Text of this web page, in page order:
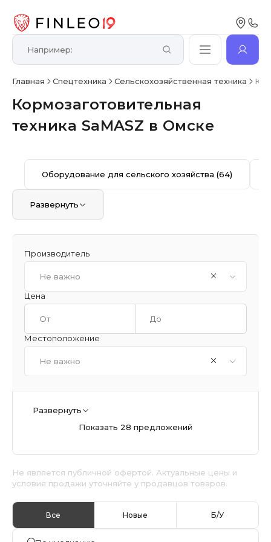
Главная Спецтехника Сельскохозяйственная техника
Кормозаготовительная
техника SaMASZ в Омске
Оборудование для сельского хозяйства(64)
Развернуть
Производитель
Не важно
Цена
Местоположение
Не важно
Развернуть
Показать 28 предложений
Не является публичной офертой. Актуальные цены и
условия продажи уточняйте у продавцов товаров.
Все Новые Б/У